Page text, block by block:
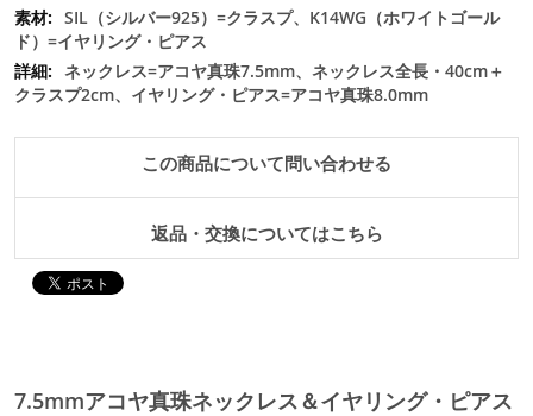
SIL（シルバー925）=クラスプ、K14WG（ホワイトゴール
ド）=イヤリング・ピアス
ネックレス=アコヤ真珠7.5mm、ネックレス全長・40cm＋
クラスプ2cm、イヤリング・ピアス=アコヤ真珠8.0mm
この商品について問い合わせる
返品・交換についてはこちら
7.5mmアコヤ真珠ネックレス＆イヤリング・ピアス